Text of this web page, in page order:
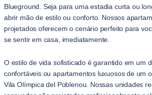
Blueground. Seja para uma estadia curta ou
abrir mão de estilo ou conforto. Nossos
projetados oferecem o cenário perfeito para
se sentir em casa, imediatamente.
O estilo de vida sofisticado é garantido em um
confortáveis ou apartamentos luxuosos de um
Vila Olímpica del Poblenou. Nossas unidades